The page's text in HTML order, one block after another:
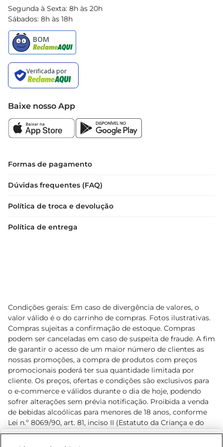
Segunda à Sexta: 8h às 20h
Sábados: 8h às 18h
Baixe nosso App
Formas de pagamento
Dúvidas frequentes (FAQ)
Política de troca e devolução
Política de entrega
Condições gerais: Em caso de divergência de valores, o
valor válido é o do carrinho de compras. Fotos ilustrativas.
Compras sujeitas a confirmação de estoque. Compras
podem ser canceladas em caso de suspeita de fraude. A fim
de garantir o acesso de um maior número de clientes as
nossas promoções, a compra de produtos com preços
promocionais poderá ter sua quantidade limitada por
cliente. Os preços, ofertas e condições são exclusivos para
o e-commerce e válidos durante o dia de hoje, podendo
sofrer alterações sem prévia notificação. Proibida a venda
de bebidas alcoólicas para menores de 18 anos, conforme
Lei n.º 8069/90, art. 81, inciso II (Estatuto da Criança e do
Adolescente). Preços e condições exclusivos para o